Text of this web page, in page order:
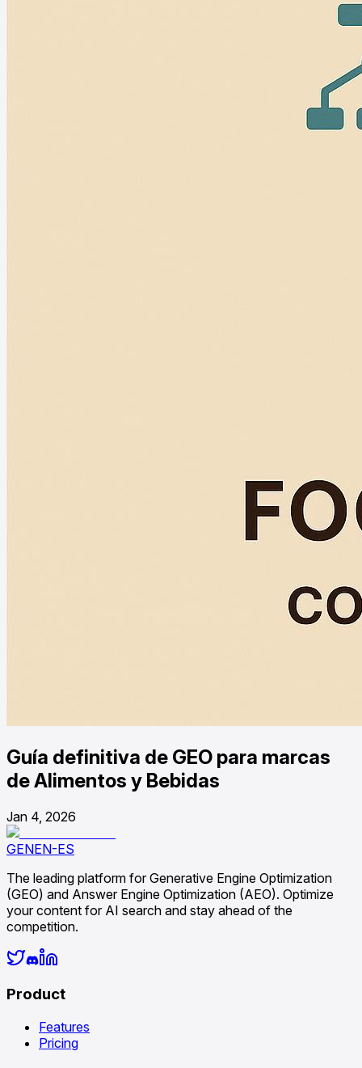
Guía definitiva de GEO para marcas
de Alimentos y Bebidas
Jan 4, 2026
GENEN-ES
The leading platform for Generative Engine Optimization
(GEO) and Answer Engine Optimization (AEO). Optimize
your content for AI search and stay ahead of the
competition.
Product
Features
Pricing